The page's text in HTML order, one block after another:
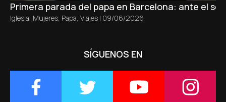
Primera parada del papa en Barcelona: ante el
Iglesia, Mujeres, Papa, Viajes | 09/06/2026
SÍGUENOS EN